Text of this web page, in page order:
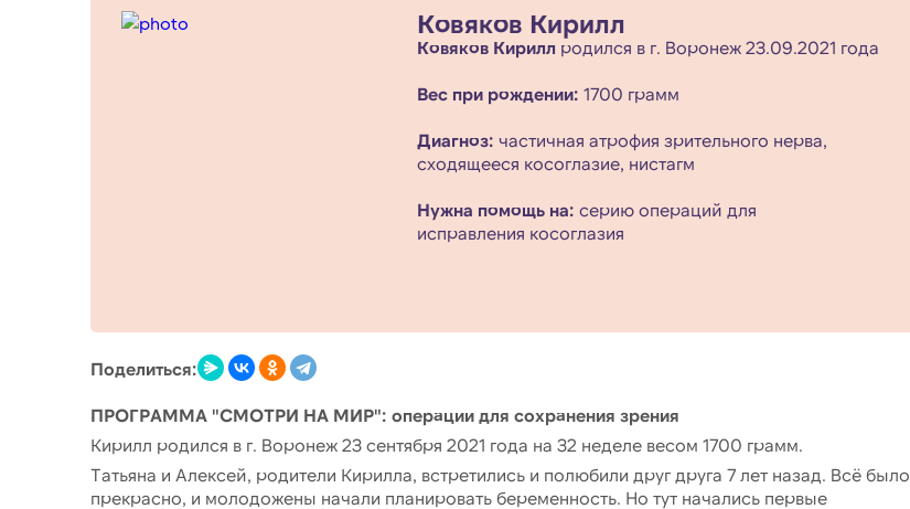
Ковяков Кирилл
Ковяков Кирилл родился в г. Воронеж 23.09.2021 года
Вес при рождении: 1700 грамм
Диагноз: частичная атрофия зрительного нерва,
сходящееся косоглазие, нистагм
Нужна помощь на: серию операций для
исправления косоглазия
Поделиться:
ПРОГРАММА "СМОТРИ НА МИР": операции для сохранения зрения
Кирилл родился в г. Воронеж 23 сентября 2021 года на 32 неделе весом 1700 грамм.
Татьяна и Алексей, родители Кирилла, встретились и полюбили друг друга 7 лет назад. Всё было
прекрасно, и молодожены начали планировать беременность. Но тут начались первые